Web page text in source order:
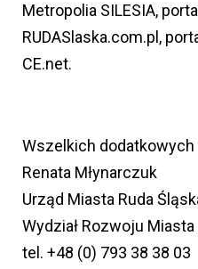
Metropolia SILESIA,
RUDASlaska.com.pl,
CE.net.
Wszelkich
Renata Młynarczuk
Urząd Miasta Ruda
Wydział Rozwoju Miasta
tel. +48 (0) 793 38 38 03